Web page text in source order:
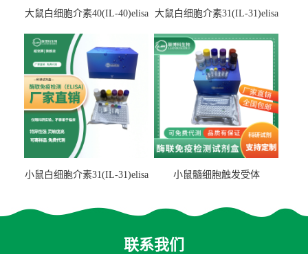
大鼠白细胞介素40(IL-40)elisa
大鼠白细胞介素31(IL-31)elisa
小鼠白细胞介素31(IL-31)elisa
小鼠髓细胞触发受体
联系我们